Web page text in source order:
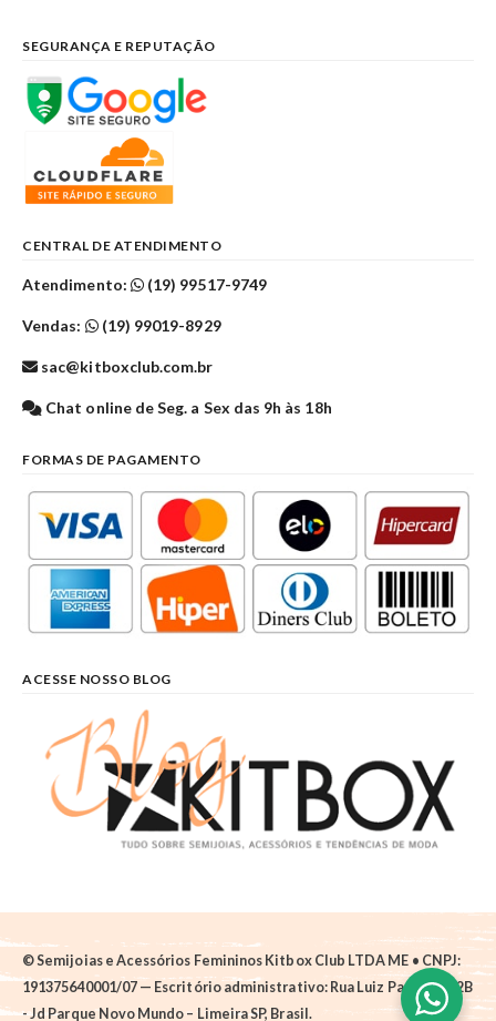
SEGURANÇA E REPUTAÇÃO
CENTRAL DE ATENDIMENTO
Atendimento: (19) 99517-9749
Vendas: (19) 99019-8929
sac@kitboxclub.com.br
Chat online de Seg. a Sex das 9h às 18h
FORMAS DE PAGAMENTO
ACESSE NOSSO BLOG
© Semijoias e Acessórios Femininos Kitbox Club LTDA ME • CNPJ:
191375640001/07 — Escritório administrativo: Rua Luiz Pantano, 62B
- Jd Parque Novo Mundo – Limeira SP, Brasil.